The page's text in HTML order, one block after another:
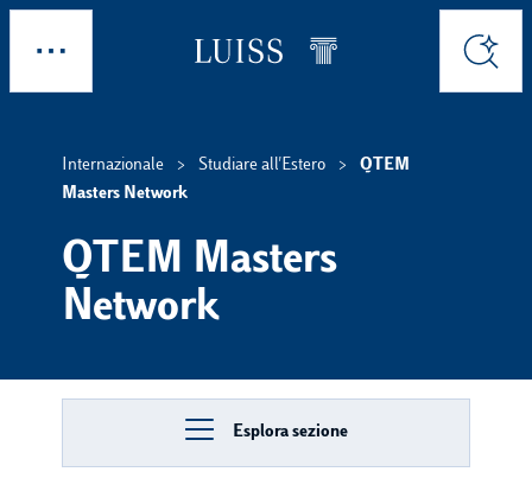
Skip to main content
Cerca
Internazionale Studiare all'Estero
QTEM
Masters Network
QTEM Masters
Network
Esplora sezione